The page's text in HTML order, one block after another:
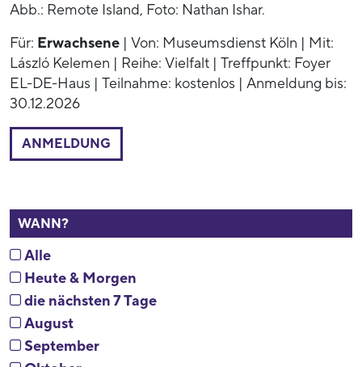
Abb.: Remote Island, Foto: Nathan Ishar.
Für: Erwachsene | Von: Museumsdienst Köln | Mit:
László Kelemen | Reihe: Vielfalt | Treffpunkt: Foyer
EL-DE-Haus | Teilnahme: kostenlos | Anmeldung bis:
30.12.2026
ANMELDUNG
WANN?
Alle
Heute & Morgen
die nächsten 7 Tage
August
September